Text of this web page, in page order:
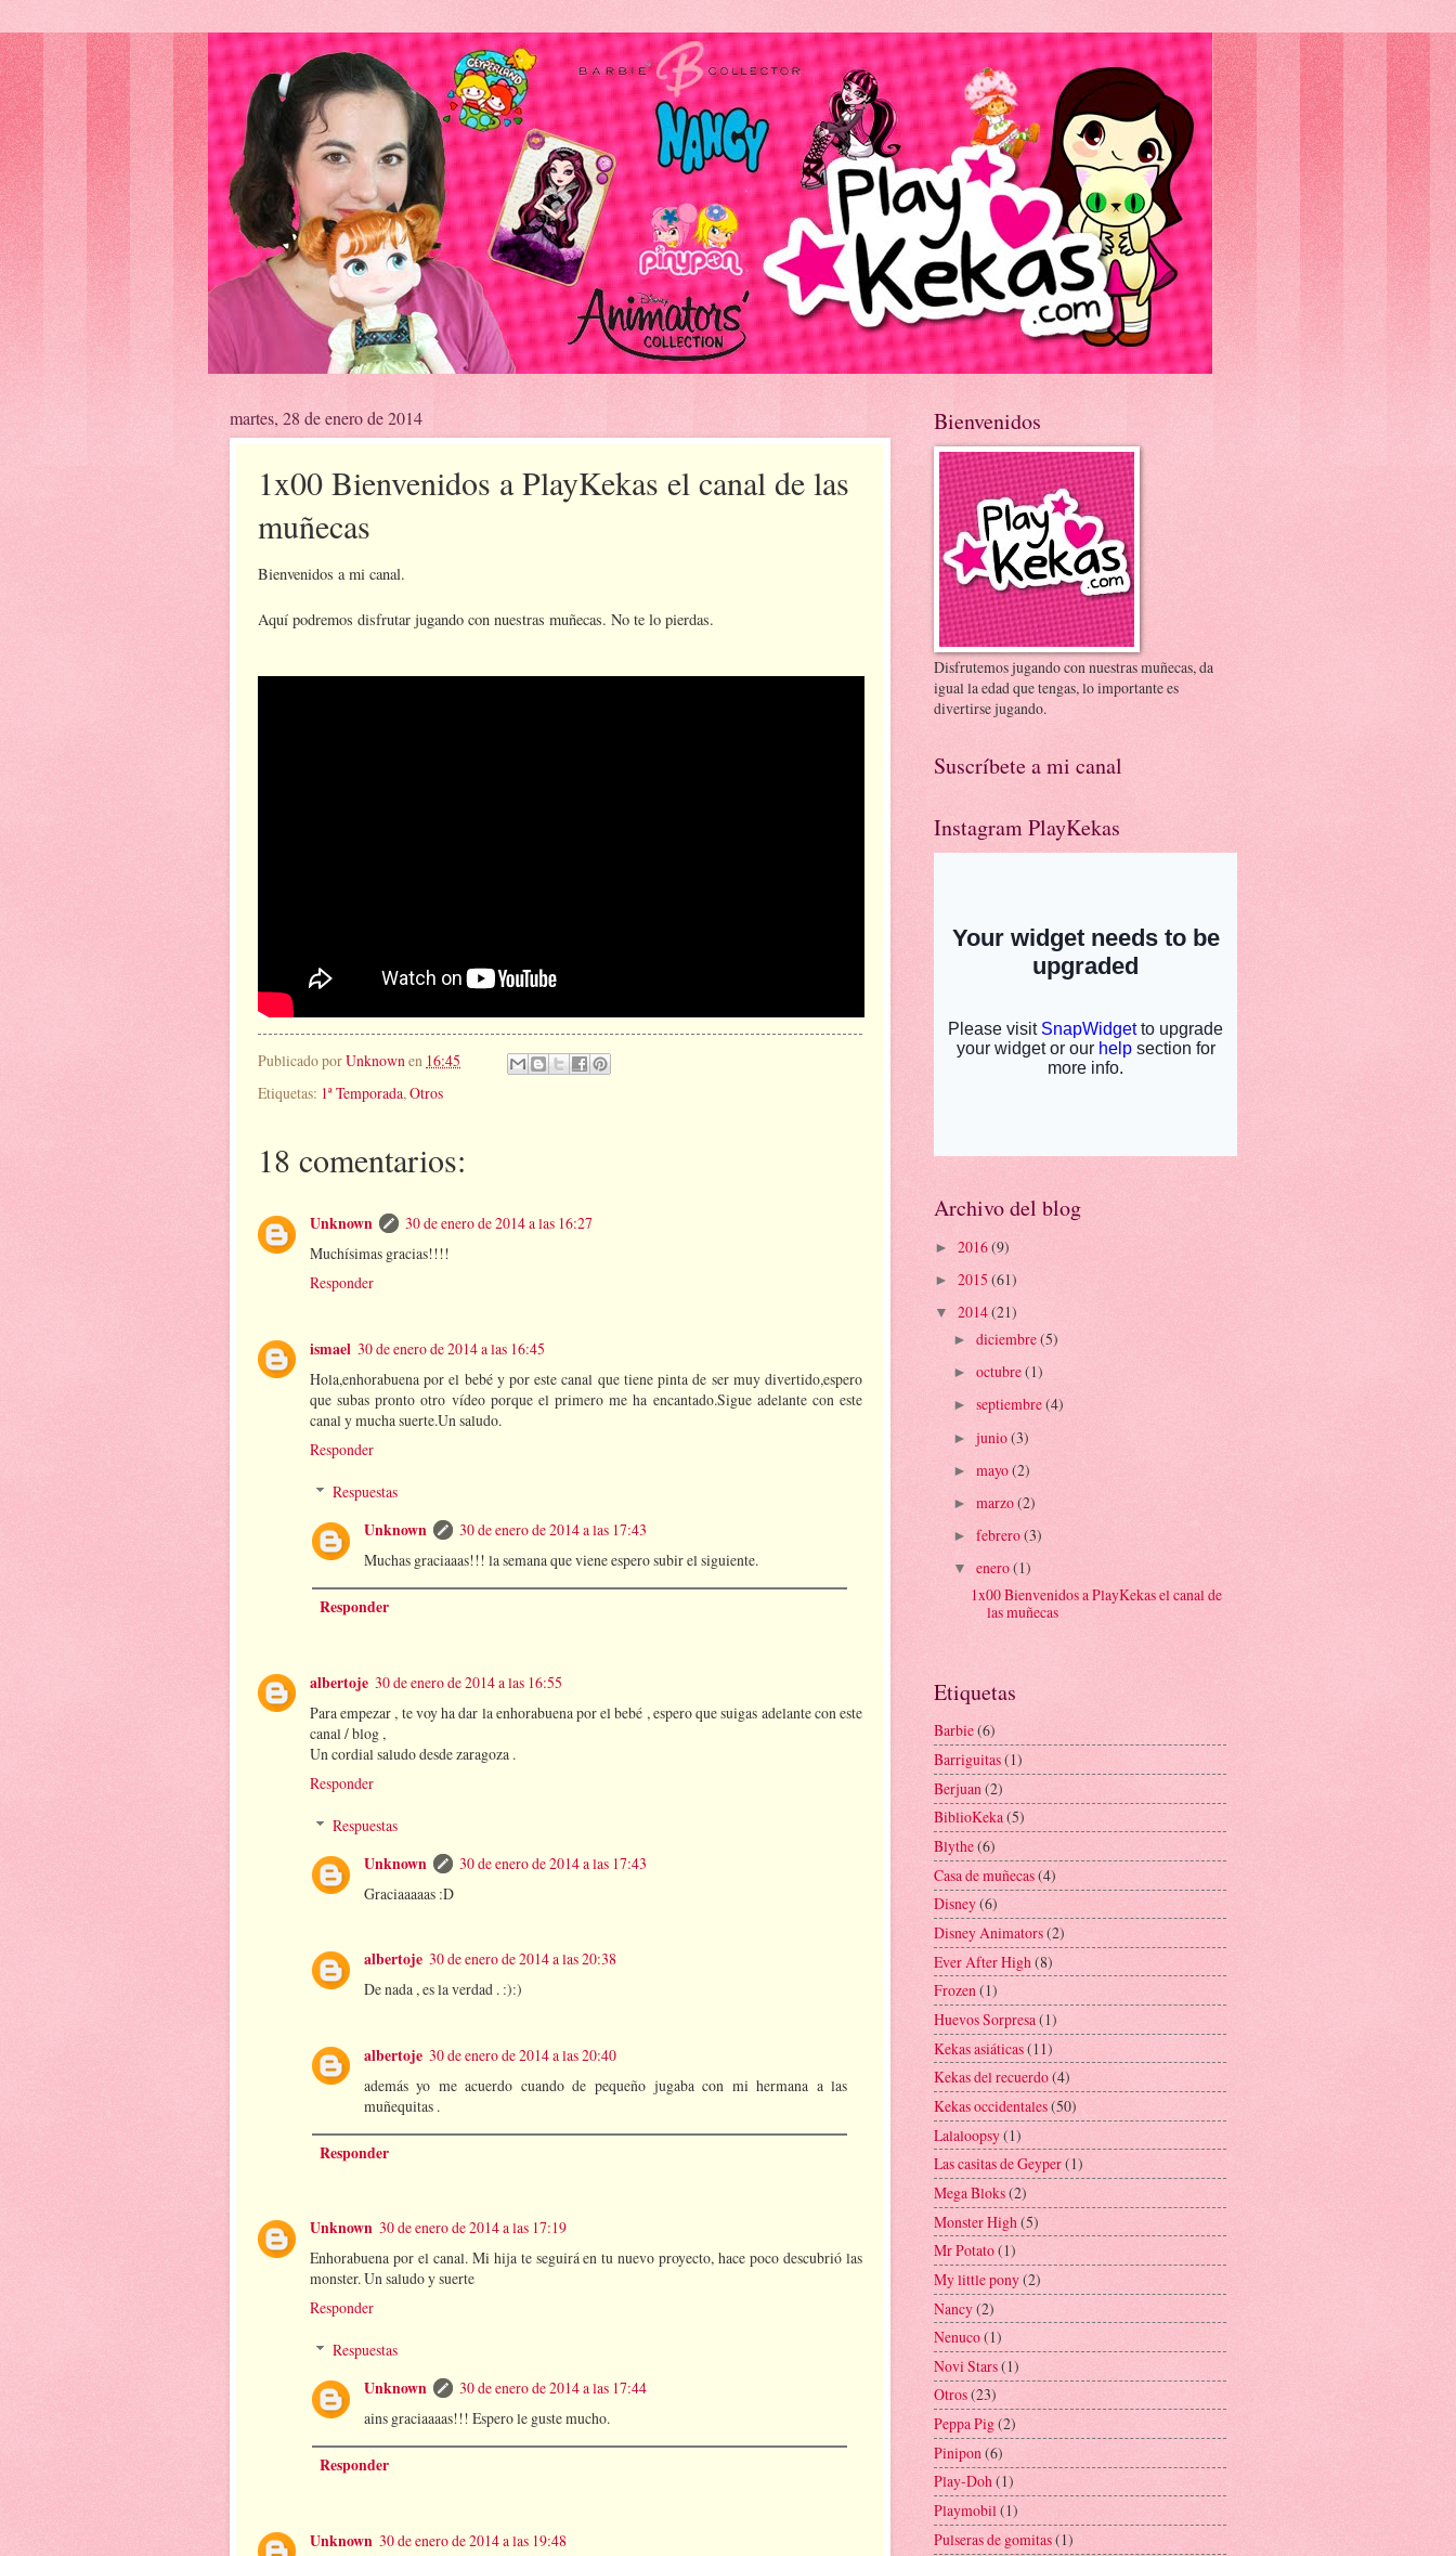
martes, 28 de enero de 2014
1x00 Bienvenidos a PlayKekas el canal de las
muñecas
Bienvenidos a mi canal.
Aquí podremos disfrutar jugando con nuestras muñecas. No te lo pierdas.
Publicado porUnknownen 16:45
Etiquetas: 1ª Temporada, Otros
18 comentarios:
Unknown
30 de enero de 2014 a las 16:27
Muchísimas gracias!!!!
Responder
ismael 30 de enero de 2014 a las 16:45
Hola,enhorabuena por el bebé y por este canal que tiene pinta de ser muy divertido,espero
que subas pronto otro vídeo porque el primero me ha encantado.Sigue adelante con este
canal y mucha suerte.Un saludo.
Responder
Respuestas
Unknown
30 de enero de 2014 a las 17:43
Muchas graciaaas!!! la semana que viene espero subir el siguiente.
Responder
albertoje 30 de enero de 2014 a las 16:55
Para empezar , te voy ha dar la enhorabuena por el bebé , espero que suigas adelante con este
canal / blog ,
Un cordial saludo desde zaragoza .
Responder
Respuestas
Unknown
30 de enero de 2014 a las 17:43
Graciaaaaas :D
albertoje 30 de enero de 2014 a las 20:38
De nada , es la verdad . :):)
albertoje 30 de enero de 2014 a las 20:40
además yo me acuerdo cuando de pequeño jugaba con mi hermana a las
muñequitas .
Responder
Unknown 30 de enero de 2014 a las 17:19
Enhorabuena por el canal. Mi hija te seguirá en tu nuevo proyecto, hace poco descubrió las
monster. Un saludo y suerte
Responder
Respuestas
Unknown
30 de enero de 2014 a las 17:44
ains graciaaaas!!! Espero le guste mucho.
Responder
Unknown 30 de enero de 2014 a las 19:48
Bienvenidos
Disfrutemos jugando con nuestras muñecas, da
igual la edad que tengas, lo importante es
divertirse jugando.
Suscríbete a mi canal
Instagram PlayKekas
Archivo del blog
► 2016(9)
► 2015 (61)
▼ 2014(21)
► diciembre(5)
► octubre(1)
► septiembre(4)
► junio(3)
► mayo(2)
► marzo(2)
► febrero(3)
▼ enero(1)
1x00 Bienvenidos a PlayKekas el canal de
las muñecas
Etiquetas
Barbie(6)
Barriguitas(1)
Berjuan (2)
BiblioKeka(5)
Blythe(6)
Casa de muñecas(4)
Disney(6)
Disney Animators(2)
Ever After High (8)
Frozen(1)
Huevos Sorpresa(1)
Kekas asiáticas(11)
Kekas del recuerdo(4)
Kekas occidentales(50)
Lalaloopsy(1)
Las casitas de Geyper(1)
Mega Bloks(2)
Monster High (5)
Mr Potato(1)
My little pony(2)
Nancy(2)
Nenuco(1)
Novi Stars(1)
Otros(23)
Peppa Pig(2)
Pinipon (6)
Play-Doh(1)
Playmobil(1)
Pulseras de gomitas(1)